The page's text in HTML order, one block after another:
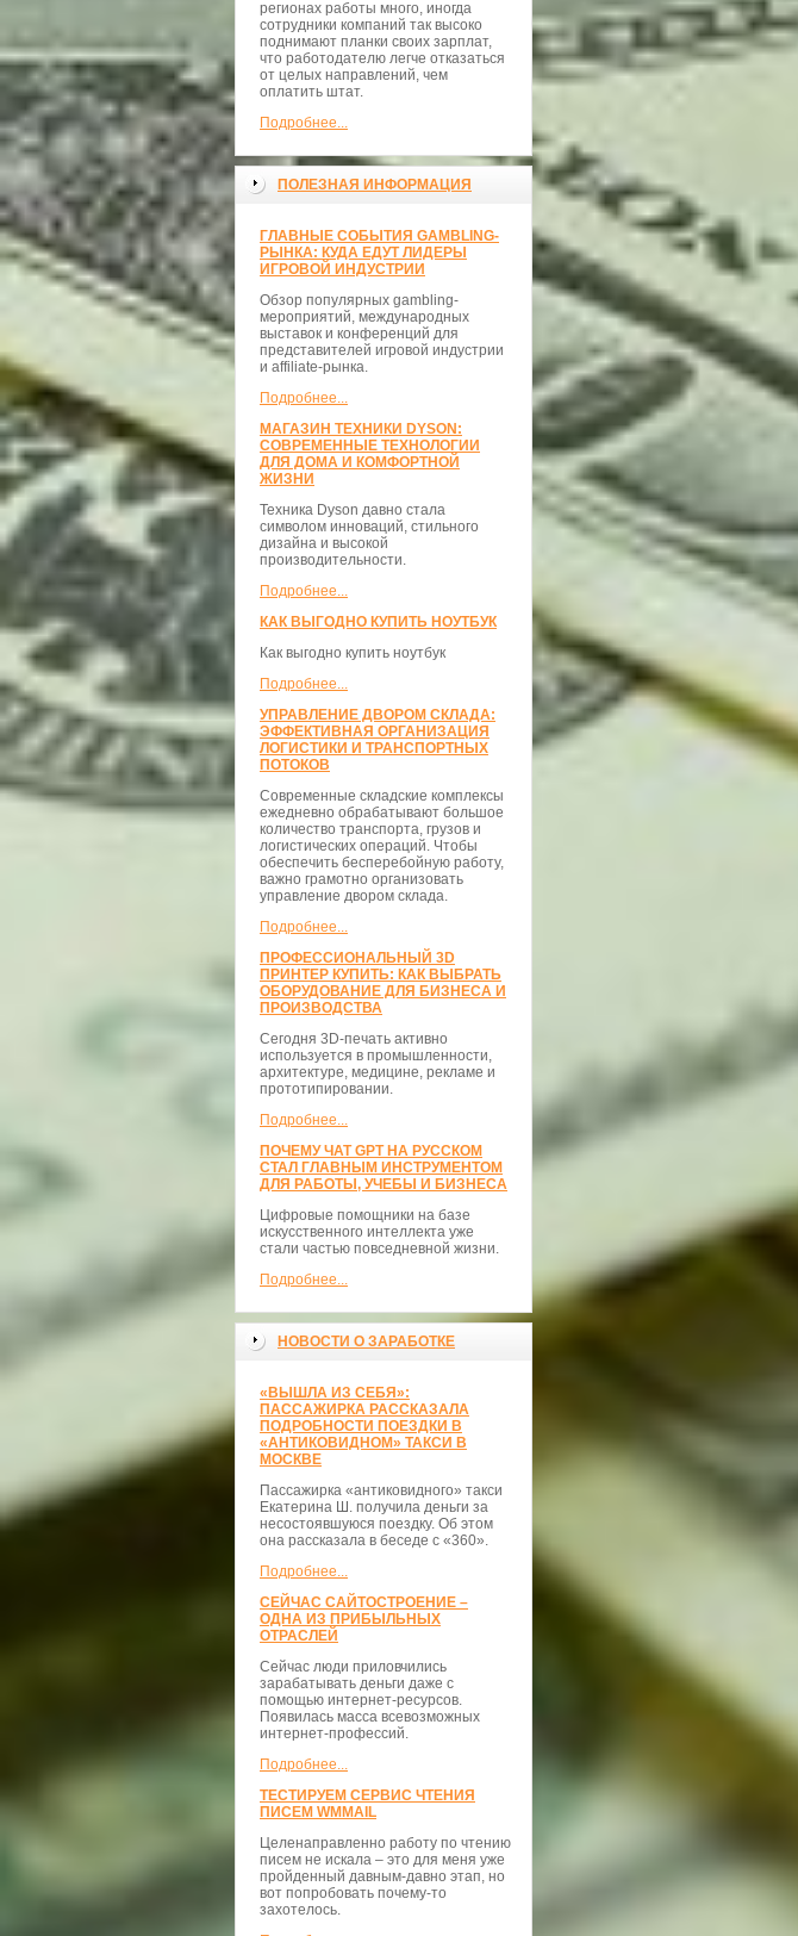
регионах работы много, иногда
сотрудники компаний так высоко
поднимают планки своих зарплат,
что работодателю легче отказаться
от целых направлений, чем
оплатить штат.
Подробнее...
ПОЛЕЗНАЯ ИНФОРМАЦИЯ
ГЛАВНЫЕ СОБЫТИЯ GAMBLING-
РЫНКА: КУДА ЕДУТ ЛИДЕРЫ
ИГРОВОЙ ИНДУСТРИИ
Обзор популярных gambling-
мероприятий, международных
выставок и конференций для
представителей игровой индустрии
и affiliate-рынка.
Подробнее...
МАГАЗИН ТЕХНИКИ DYSON:
СОВРЕМЕННЫЕ ТЕХНОЛОГИИ
ДЛЯ ДОМА И КОМФОРТНОЙ
ЖИЗНИ
Техника Dyson давно стала
символом инноваций, стильного
дизайна и высокой
производительности.
Подробнее...
КАК ВЫГОДНО КУПИТЬ НОУТБУК
Как выгодно купить ноутбук
Подробнее...
УПРАВЛЕНИЕ ДВОРОМ СКЛАДА:
ЭФФЕКТИВНАЯ ОРГАНИЗАЦИЯ
ЛОГИСТИКИ И ТРАНСПОРТНЫХ
ПОТОКОВ
Современные складские комплексы
ежедневно обрабатывают большое
количество транспорта, грузов и
логистических операций. Чтобы
обеспечить бесперебойную работу,
важно грамотно организовать
управление двором склада.
Подробнее...
ПРОФЕССИОНАЛЬНЫЙ 3D
ПРИНТЕР КУПИТЬ: КАК ВЫБРАТЬ
ОБОРУДОВАНИЕ ДЛЯ БИЗНЕСА И
ПРОИЗВОДСТВА
Сегодня 3D-печать активно
используется в промышленности,
архитектуре, медицине, рекламе и
прототипировании.
Подробнее...
ПОЧЕМУ ЧАТ GPT НА РУССКОМ
СТАЛ ГЛАВНЫМ ИНСТРУМЕНТОМ
ДЛЯ РАБОТЫ, УЧЕБЫ И БИЗНЕСА
Цифровые помощники на базе
искусственного интеллекта уже
стали частью повседневной жизни.
Подробнее...
НОВОСТИ О ЗАРАБОТКЕ
«ВЫШЛА ИЗ СЕБЯ»:
ПАССАЖИРКА РАССКАЗАЛА
ПОДРОБНОСТИ ПОЕЗДКИ В
«АНТИКОВИДНОМ» ТАКСИ В
МОСКВЕ
Пассажирка «антиковидного» такси
Екатерина Ш. получила деньги за
несостоявшуюся поездку. Об этом
она рассказала в беседе с «360».
Подробнее...
СЕЙЧАС САЙТОСТРОЕНИЕ –
ОДНА ИЗ ПРИБЫЛЬНЫХ
ОТРАСЛЕЙ
Сейчас люди приловчились
зарабатывать деньги даже с
помощью интернет-ресурсов.
Появилась масса всевозможных
интернет-профессий.
Подробнее...
ТЕСТИРУЕМ СЕРВИС ЧТЕНИЯ
ПИСЕМ WMMAIL
Целенаправленно работу по чтению
писем не искала – это для меня уже
пройденный давным-давно этап, но
вот попробовать почему-то
захотелось.